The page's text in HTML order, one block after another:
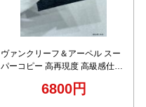
ヴァンクリーフ＆アーペル スー
パーコピー 高再現度 高級感仕上
6800円